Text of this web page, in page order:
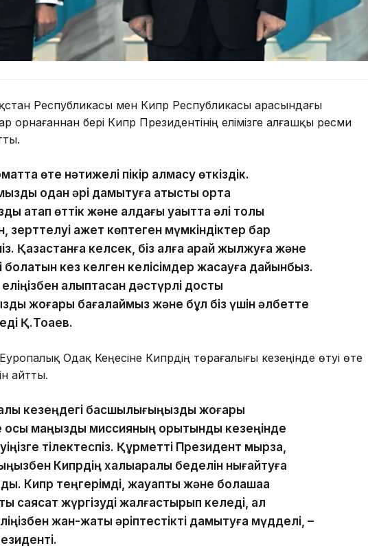
Республикасы мен Кипр Республикасы арасындағы
орнағаннан бері Кипр Президентінің елімізге алғашқы ресми
өте нәтижелі пікір алмасу өткіздік.
одан әрі дамытуға қатысты ортақ
атап өттік және алдағы уақытта әлі толық
зерттелуі қажет көптеген мүмкіндіктер бар
Қазақстанға келсек, біз алға қарай жылжуға және
болатын кез келген келісімдер жасауға дайынбыз.
қалыптасқан дәстүрлі достық
жоғары бағалаймыз және бұл біз үшін әлбетте
Қ.Тоқаев.
Одақ Кеңесіне Кипрдің төрағалығы кезеңінде өтуі өте
айтты.
кезеңдегі басшылығыңызды жоғары
осы маңызды миссияның қорытынды кезеңінде
тілектеспіз. Құрметті Президент мырза,
Кипрдің халықаралық беделін нығайтуға
Кипр теңгерімді, жауапты және болашаққа
саясат жүргізуді жалғастырып келеді, ал
жан-жақты әріптестікті дамытуға мүдделі, –